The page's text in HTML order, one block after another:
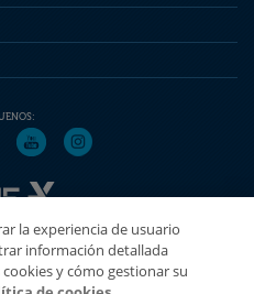
Política de Conflicto de Intereses
la experiencia de usuario
información detallada
y cómo gestionar su